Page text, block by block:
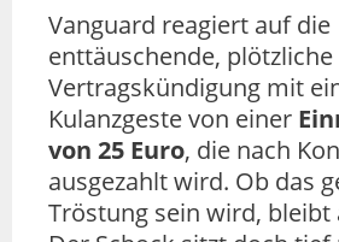
Vanguard reagiert auf die
enttäuschende, plötzliche
Vertragskündigung mit
Kulanzgeste von einer
von 25 Euro, die nach
ausgezahlt wird. Ob das
Tröstung sein wird, bleibt